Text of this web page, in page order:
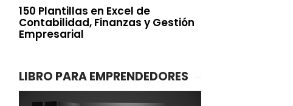
150 Plantillas en Excel de
Contabilidad, Finanzas y Gestión
Empresarial
LIBRO PARA EMPRENDEDORES